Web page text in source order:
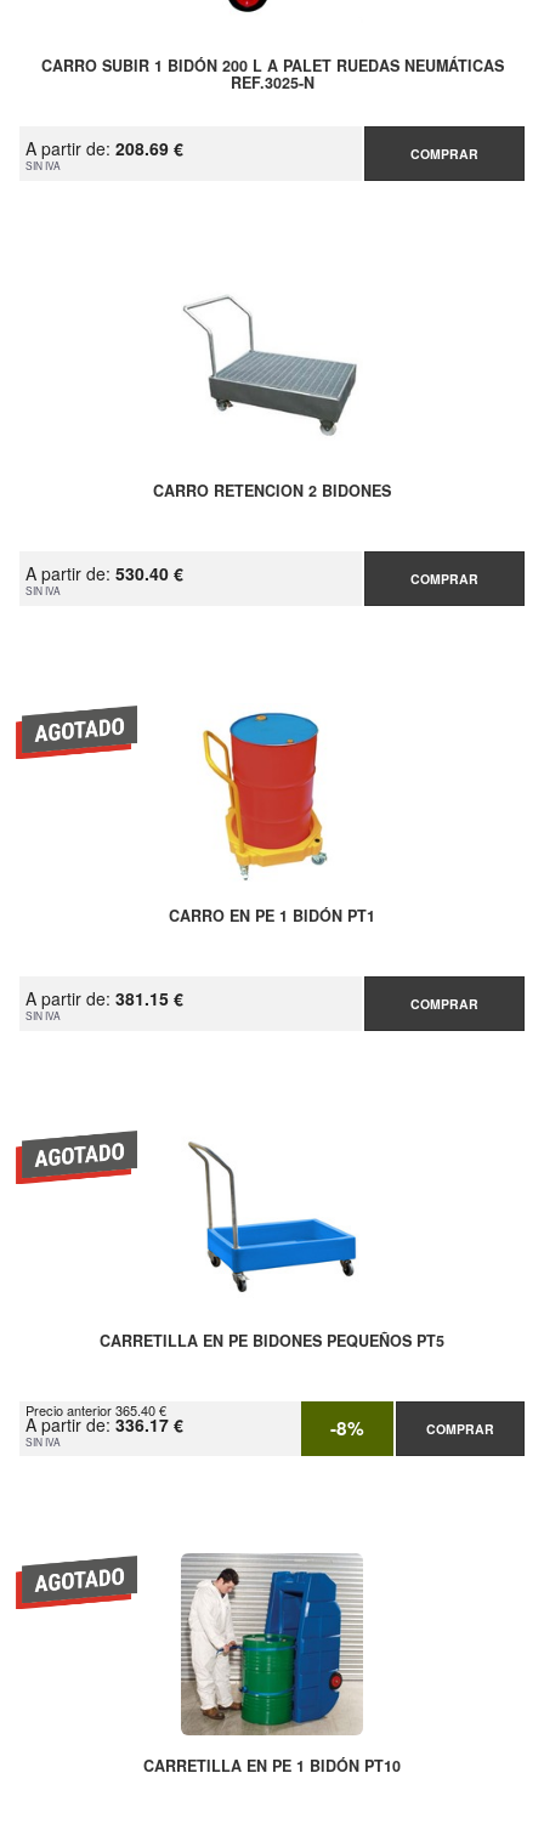
CARRO SUBIR 1 BIDÓN 200 L A PALET RUEDAS NEUMÁTICAS
REF.3025-N
A partir de: 208.69 €
SIN IVA
COMPRAR
CARRO RETENCION 2 BIDONES
A partir de: 530.40 €
SIN IVA
COMPRAR
CARRO EN PE 1 BIDÓN PT1
A partir de: 381.15 €
SIN IVA
COMPRAR
CARRETILLA EN PE BIDONES PEQUEÑOS PT5
Precio anterior 365.40 €
A partir de: 336.17 €
SIN IVA -8% COMPRAR
CARRETILLA EN PE 1 BIDÓN PT10